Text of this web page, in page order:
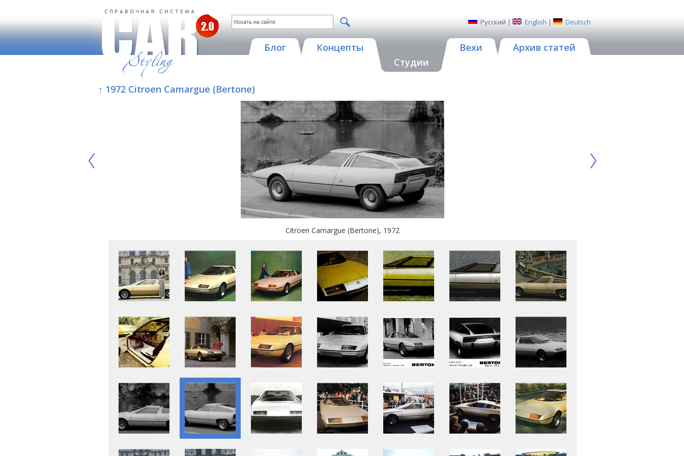
Русский | English | Deutsch
Блог
Концепты
Студии
Вехи Архив статей
↑ 1972 Citroen Camargue (Bertone)
Citroen Camargue (Bertone), 1972